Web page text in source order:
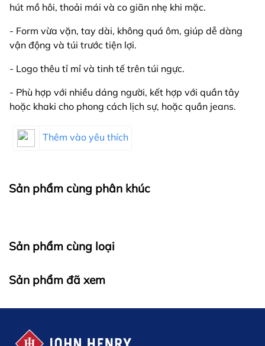
hút mồ hôi, thoải mái và co giãn nhẹ khi mặc.
- Form vừa vặn, tay dài, không quá ôm, giúp dễ dàng
vận động và túi trước tiện lợi.
- Logo thêu tỉ mỉ và tinh tế trên túi ngực.
- Phù hợp với nhiều dáng người, kết hợp với quần tây
hoặc khaki cho phong cách lịch sự, hoặc quần jeans.
Thêm vào yêu thích
Sản phẩm cùng phân khúc
Sản phẩm cùng loại
Sản phẩm đã xem